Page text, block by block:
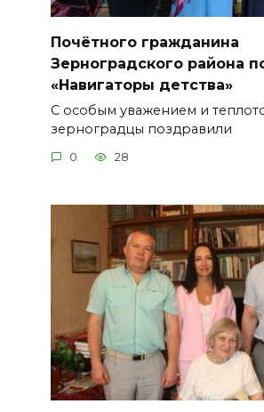
Почётного гражданина
Зерноградского района
«Навигаторы детства»
С особым уважением и
зерноградцы поздравили
0 28